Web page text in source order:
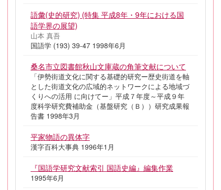
語彙(史的研究) (特集 平成8年・9年における国
語学界の展望)
山本 真吾
国語学 (193) 39-47 1998年6月
桑名市立図書館秋山文庫蔵の角筆文献について
「伊勢街道文化に関する基礎的研究ー歴史街道を軸
とした街道文化の広域的ネットワークによる地域づ
くりへの活用 に向けてー」平成７年度～平成９年
度科学研究費補助金（基盤研究（Ｂ））研究成果報
告書 1998年3月
平家物語の異体字
漢字百科大事典 1996年1月
『国語学研究文献索引 国語史編』編集作業
1995年6月